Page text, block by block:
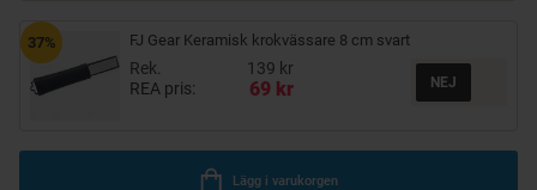
37% FJ Gear Keramisk krokvässare 8 cm svart
Rek.
139 kr
REA pris:
69 kr
Lägg i varukorgen